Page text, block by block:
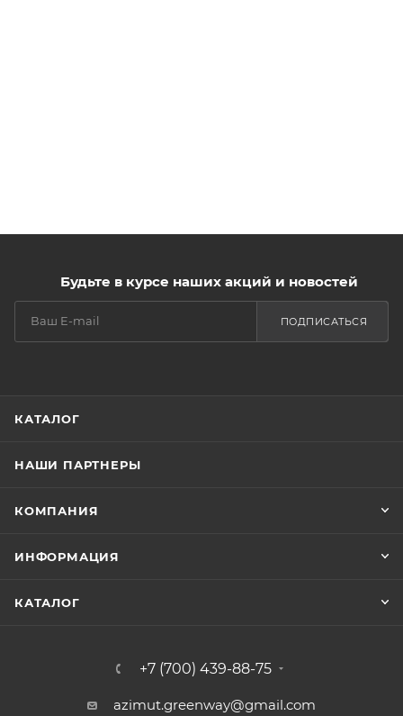
Будьте в курсе наших акций и новостей
ПОДПИСАТЬСЯ
КАТАЛОГ
НАШИ ПАРТНЕРЫ
КОМПАНИЯ
ИНФОРМАЦИЯ
КАТАЛОГ
+7 (700) 439-88-75
azimut.greenway@gmail.com